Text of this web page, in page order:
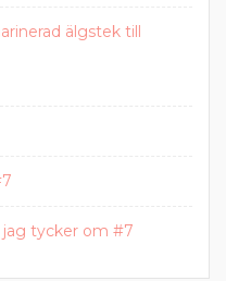
älgstek till
jag tycker om #7